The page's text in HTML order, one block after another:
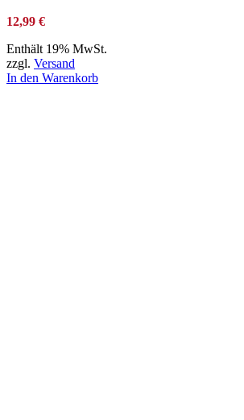
12,99 €
Enthält 19% MwSt.
zzgl. Versand
In den Warenkorb